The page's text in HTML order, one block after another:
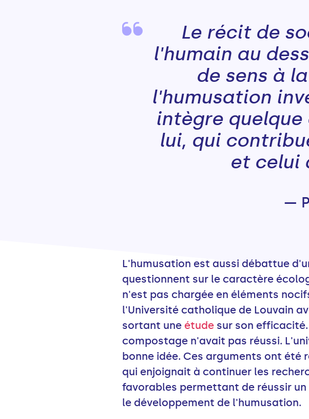
Le récit de
l'humain au
de sens à
l'humusation
intègre quelque
lui, qui
et celui
—
L'humusation est aussi débattue
questionnent sur le caractère
n'est pas chargée en éléments
l'Université catholique de Louvain
sortant une étude sur son
compostage n'avait pas réussi.
bonne idée. Ces arguments ont
qui enjoignait à continuer les
favorables permettant de réussir
le développement de l'humusation.